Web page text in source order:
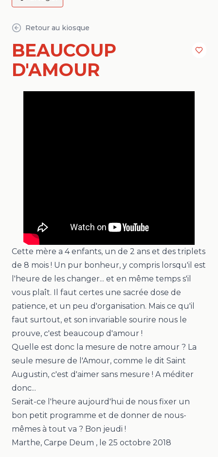
Retour au kiosque
BEAUCOUP
D'AMOUR
Cette mère a 4 enfants, un de 2 ans et des triplets
de 8 mois ! Un pur bonheur, y compris lorsqu'il est
l'heure de les changer... et en même temps s'il
vous plaît. Il faut certes une sacrée dose de
patience, et un peu d'organisation. Mais ce qu'il
faut surtout, et son invariable sourire nous le
prouve, c'est beaucoup d'amour !
Quelle est donc la mesure de notre amour ? La
seule mesure de l'Amour, comme le dit Saint
Augustin, c'est d'aimer sans mesure ! A méditer
donc...
Serait-ce l'heure aujourd'hui de nous fixer un
bon petit programme et de donner de nous-
mêmes à tout va ? Bon jeudi !
Marthe, Carpe Deum , le 25 octobre 2018